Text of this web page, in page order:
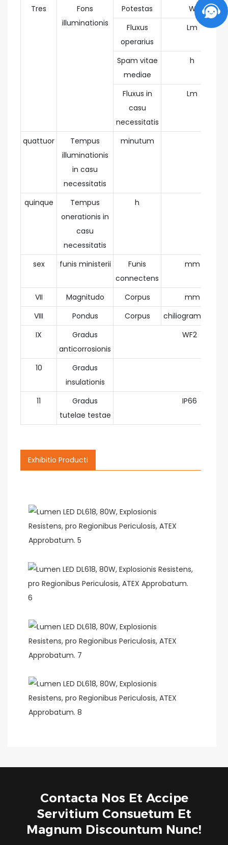
Tres
Fons
illuminationis
Potestas
W
Fluxus
operarius
Lm
Spam vitae
mediae
h
Fluxus in
casu
necessitatis
Lm
quattuor
Tempus
illuminationis
in casu
necessitatis
minutum
quinque
Tempus
onerationis in
casu
necessitatis
h
sex funis ministerii
Funis
connectens
mm
VII Magnitudo Corpus mm
VIII
Pondus Corpus
chiliogrammata
IX
Gradus
anticorrosionis
WF2
10
Gradus
insulationis
11
Gradus
tutelae testae
IP66
Exhibitio Producti
Contacta Nos Et Accipe
Servitium Consuetum Et
Magnum Discountum Nunc!